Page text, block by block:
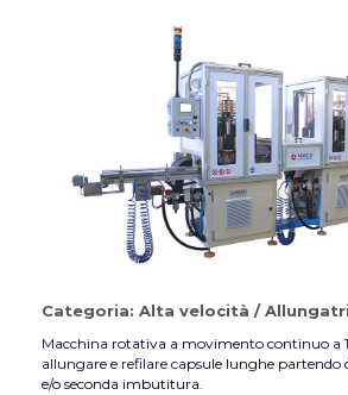
Categoria: Alta velocità /
Macchina rotativa a movimento continuo a
allungare e refilare capsule lunghe partendo
e/o seconda imbutitura.